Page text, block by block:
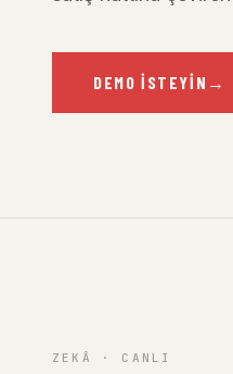
DEMO İSTEYIN →
ZEKÂ · CANLI